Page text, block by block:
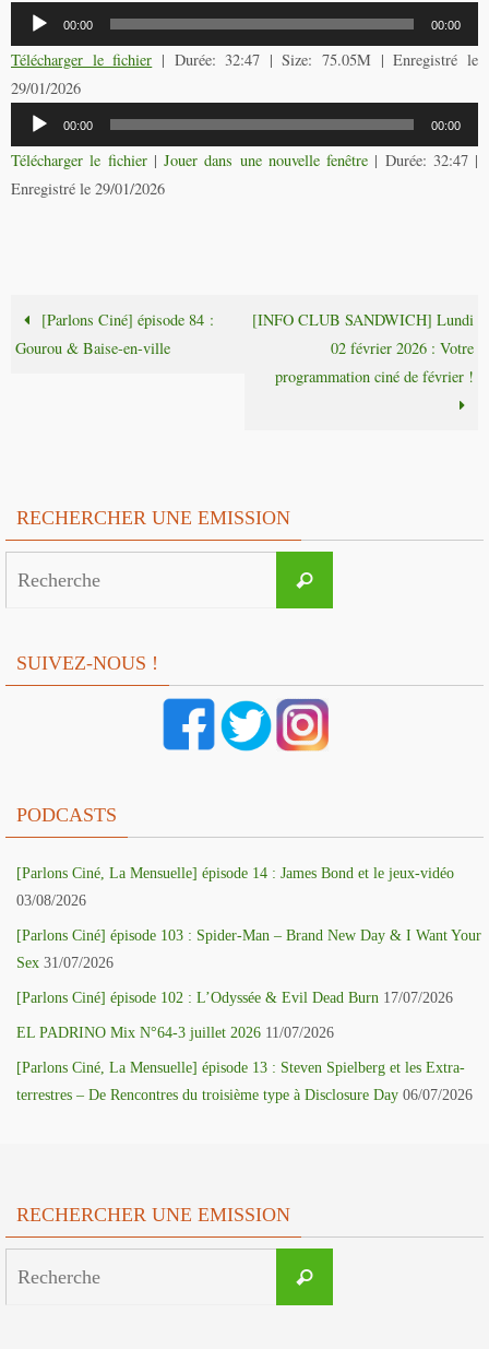
Lecteur
audio
00:00 00:00
Télécharger le fichier | Durée: 32:47 | Size: 75.05M | Enregistré le
29/01/2026
Lecteur
audio
00:00 00:00
Télécharger le fichier| Jouer dans une nouvelle fenêtre | Durée: 32:47|
Enregistré le 29/01/2026
[Parlons Ciné] épisode 84 :
Gourou & Baise-en-ville
[INFO CLUB SANDWICH] Lundi
02 février 2026 : Votre
programmation ciné de février !
RECHERCHER UNE EMISSION
Recherche
SUIVEZ-NOUS !
PODCASTS
[Parlons Ciné, La Mensuelle] épisode 14 : James Bond et le jeux-vidéo
03/08/2026
[Parlons Ciné] épisode 103 : Spider-Man – Brand New Day & I Want Your
Sex 31/07/2026
[Parlons Ciné] épisode 102 : L’Odyssée & Evil Dead Burn 17/07/2026
EL PADRINO Mix N°64-3 juillet 2026 11/07/2026
[Parlons Ciné, La Mensuelle] épisode 13 : Steven Spielberg et les Extra-
terrestres – De Rencontres du troisième type à Disclosure Day 06/07/2026
RECHERCHER UNE EMISSION
Recherche